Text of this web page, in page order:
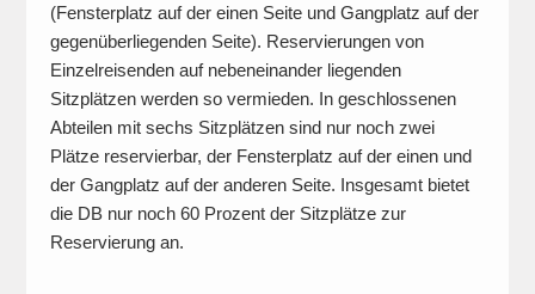
(Fensterplatz auf der einen Seite und Gangplatz auf der
gegenüberliegenden Seite). Reservierungen von
Einzelreisenden auf nebeneinander liegenden
Sitzplätzen werden so vermieden. In geschlossenen
Abteilen mit sechs Sitzplätzen sind nur noch zwei
Plätze reservierbar, der Fensterplatz auf der einen und
der Gangplatz auf der anderen Seite. Insgesamt bietet
die DB nur noch 60 Prozent der Sitzplätze zur
Reservierung an.